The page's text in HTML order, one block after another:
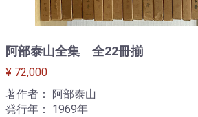
阿部泰山全集 全22冊揃
¥ 72,000
著作者： 阿部泰山
発行年： 1969年